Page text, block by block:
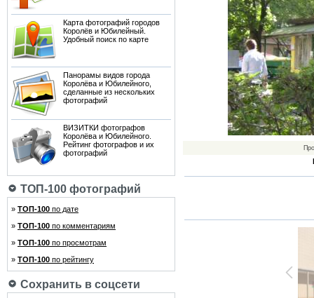
Карта фотографий городов
Королёв и Юбилейный.
Удобный поиск по карте
Панорамы видов города
Королёва и Юбилейного,
сделанные из нескольких
фотографий
ВИЗИТКИ фотографов
Королёва и Юбилейного.
Рейтинг фотографов и их
фотографий
ТОП-100 фотографий
» ТОП-100 по дате
» ТОП-100 по комментариям
» ТОП-100 по просмотрам
» ТОП-100 по рейтингу
Сохранить в соцсети